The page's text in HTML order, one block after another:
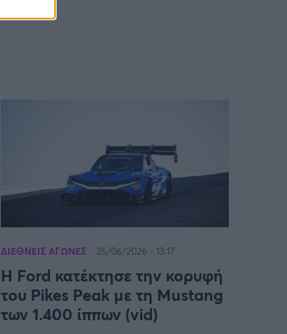
ΔΙΕΘΝΕΙΣ ΑΓΩΝΕΣ 25/06/2026 - 13:17
H Ford κατέκτησε την κορυφή
του Pikes Peak με τη Mustang
των 1.400 ίππων (vid)